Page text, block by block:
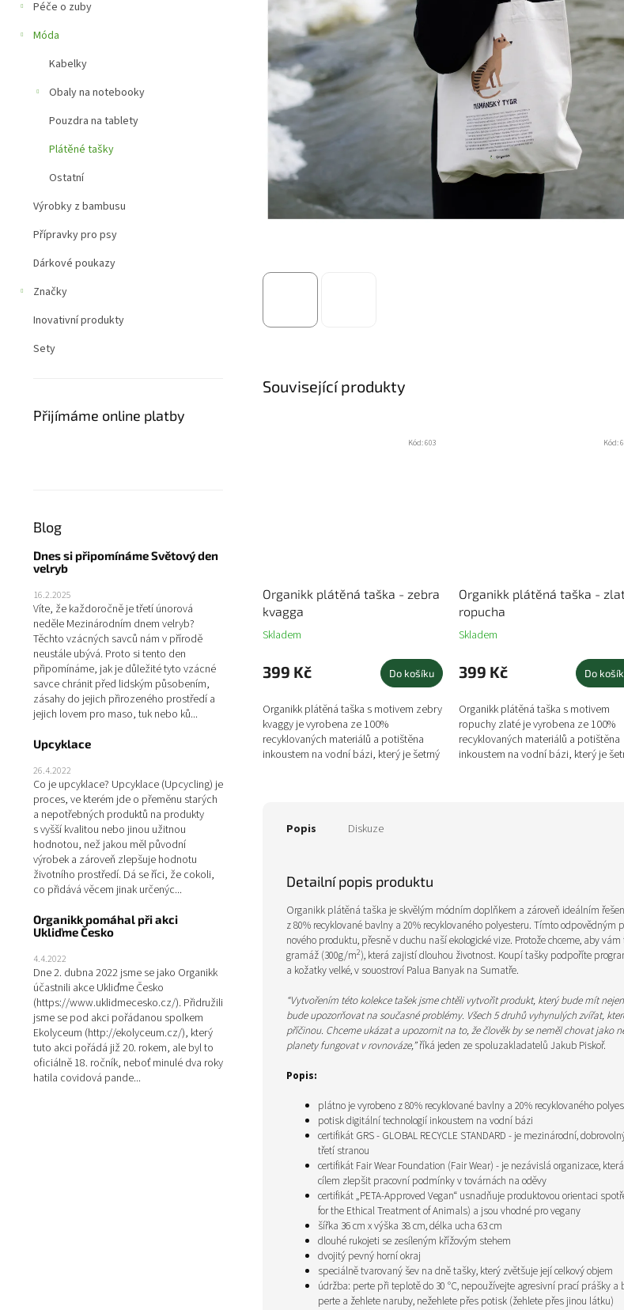
e
Péče o zuby
Móda
Kabelky
Obaly na notebooky
Pouzdra na tablety
Plátěné tašky
Ostatní
Výrobky z bambusu
Přípravky pro psy
Dárkové poukazy
Značky
Inovativní produkty
Sety
Přijímáme online platby
Blog
Dnes si připomínáme Světový den
velryb
16.2.2025
Víte, že každoročně je třetí únorová
neděle Mezinárodním dnem velryb?
Těchto vzácných savců nám v přírodě
neustále ubývá. Proto si tento den
připomínáme, jak je důležité tyto vzácné
savce chránit před lidským působením,
zásahy do jejich přirozeného prostředí a
jejich lovem pro maso, tuk nebo ků...
Upcyklace
26.4.2022
Co je upcyklace? Upcyklace (Upcycling) je
proces, ve kterém jde o přeměnu starých
a nepotřebných produktů na produkty
s vyšší kvalitou nebo jinou užitnou
hodnotou, než jakou měl původní
výrobek a zároveň zlepšuje hodnotu
životního prostředí. Dá se říci, že cokoli,
co přidává věcem jinak určenýc...
Organikk pomáhal při akci
Ukliďme Česko
4.4.2022
Dne 2. dubna 2022 jsme se jako Organikk
účastnili akce Ukliďme Česko
(https://www.uklidmecesko.cz/). Přidružili
jsme se pod akci pořádanou spolkem
Ekolyceum (http://ekolyceum.cz/), který
tuto akci pořádá již 20. rokem, ale byl to
oficiálně 18. ročník, neboť minulé dva roky
hatila covidová pande...
Související produkty
Organikk plátěná taška - zebra
kvagga
Skladem
399 Kč Do košíku
Organikk plátěná taška s motivem zebry
kvaggy je vyrobena ze 100%
recyklovaných materiálů a potištěna
inkoustem na vodní bázi, který je šetrný
Kód:603
Organikk plátěná taška -
ropucha
Skladem
399 Kč Do
Organikk plátěná taška s motivem
ropuchy zlaté je vyrobena ze 100%
recyklovaných materiálů a potištěna
inkoustem na vodní bázi, který je
Kód:
Popis Diskuze
Detailní popis produktu
Organikk plátěná taška je skvělým módním doplňkem a zároveň ideálním
z 80% recyklované bavlny a 20% recyklovaného polyesteru. Tímto
nového produktu, přesně v duchu naší ekologické vize. Protože chceme, aby
gramáž (300g/m2), která zajistí dlouhou životnost. Koupí tašky podpoříte
a kožatky velké, v souostroví Palua Banyak na Sumatře.
“Vytvořením této kolekce tašek jsme chtěli vytvořit produkt, který bude mít
bude upozorňovat na současné problémy. Všech 5 druhů vyhynulých zvířat,
příčinou. Chceme ukázat a upozornit na to, že člověk by se neměl chovat
planety fungovat v rovnováze,”říká jeden ze spoluzakladatelů Jakub Piskoř.
Popis:
plátno je vyrobeno z 80% recyklované bavlny a 20% recyklovaného
potisk digitální technologií inkoustem na vodní bázi
certifikát GRS - GLOBAL RECYCLE STANDARD - je mezinárodní,
třetí stranou
certifikát Fair Wear Foundation (Fair Wear) - je nezávislá organizace,
cílem zlepšit pracovní podmínky v továrnách na oděvy
certifikát „PETA-Approved Vegan“ usnadňuje produktovou orientaci
for the Ethical Treatment of Animals) a jsou vhodné pro vegany
šířka 36 cm x výška 38 cm, délka ucha 63 cm
dlouhé rukojeti se zesíleným křížovým stehem
dvojitý pevný horní okraj
speciálně tvarovaný šev na dně tašky, který zvětšuje její celkový objem
údržba: perte při teplotě do 30 °C, nepoužívejte agresivní prací prášky
perte a žehlete naruby, nežehlete přes potisk (žehlete přes jinou látku)